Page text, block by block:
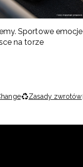
Sportowe emocje
na torze
Zasady zwrotów